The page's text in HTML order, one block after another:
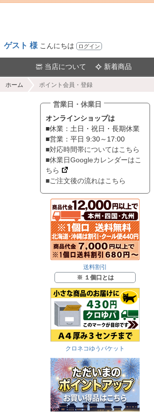
ゲスト 様 こんにちは ログイン
当店について 新着商品
ホーム ポイント会員・登録
営業日・休業日
オンラインショップは
■休業：土日・祝日・長期休業
■営業：平日 9:30～17:00
■対応時間帯についてはこちら
■休業日Googleカレンダーはこ
ちら
■ご注文後の流れはこちら
送料割引
※ １個口とは
クロネコゆうパケット